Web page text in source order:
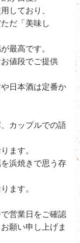
しており、
だ「美味し
最高です。
値段でご提供
日本酒は定番か
カップルでの語
ます。
浜焼きで思う存
ます。
営業日をご確認
願い申し上げま